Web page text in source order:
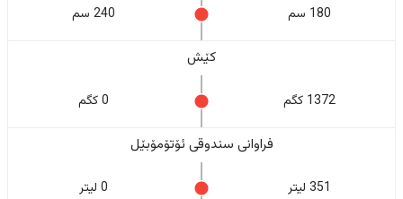
180 سم 240 سم
کێش
1372 کگم 0 کگم
فراوانی سندوقی ئۆتۆمۆبێل
351 لیتر 0 لیتر